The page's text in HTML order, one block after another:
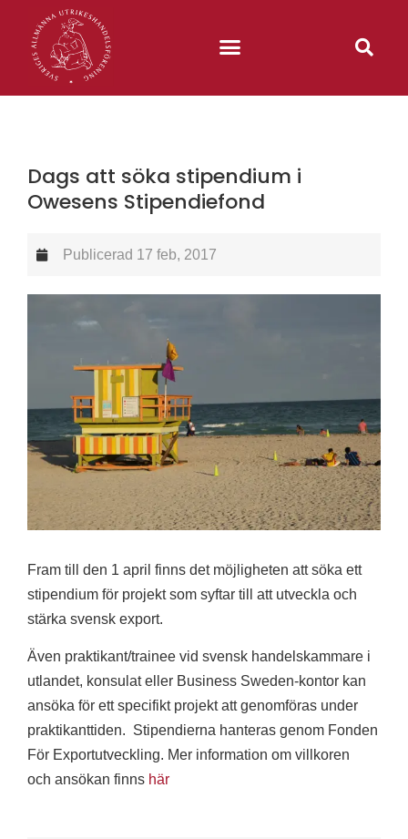
Dags att söka stipendium i
Owesens Stipendiefond
Publicerad 17 feb, 2017
Fram till den 1 april finns det möjligheten att söka ett
stipendium för projekt som syftar till att utveckla och
stärka svensk export.
Även praktikant/trainee vid svensk handelskammare i
utlandet, konsulat eller Business Sweden-kontor kan
ansöka för ett specifikt projekt att genomföras under
praktikanttiden. Stipendierna hanteras genom Fonden
För Exportutveckling. Mer information om villkoren
och ansökan finns här